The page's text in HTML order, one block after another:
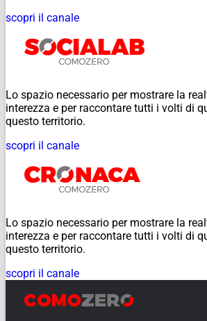
scopri il canale
Lo spazio necessario per mostrare la
interezza e per raccontare tutti i volti di
questo territorio.
scopri il canale
Lo spazio necessario per mostrare la
interezza e per raccontare tutti i volti di
questo territorio.
scopri il canale